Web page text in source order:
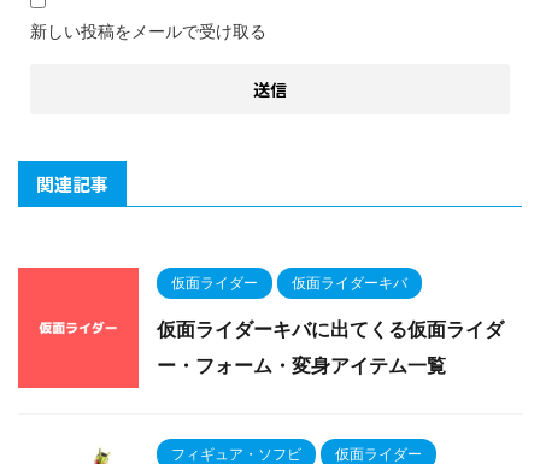
新しい投稿をメールで受け取る
関連記事
仮面ライダー 仮面ライダーキバ
仮面ライダーキバに出てくる仮面ライダ
ー・フォーム・変身アイテム一覧
フィギュア・ソフビ 仮面ライダー